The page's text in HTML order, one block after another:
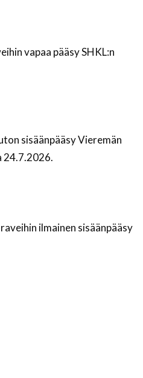
vapaa pääsy SHKL:n
sisäänpääsy Vieremän
24.7.2026.
ilmainen sisäänpääsy